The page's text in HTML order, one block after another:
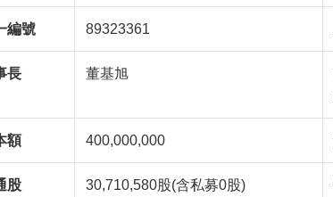
編號 89323361
長 董基旭
額 400,000,000
股 30,710,580股(含私募0股)